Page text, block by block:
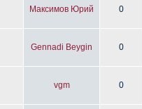
Максимов Юрий 0
Gennadi Beygin 0
vgm 0